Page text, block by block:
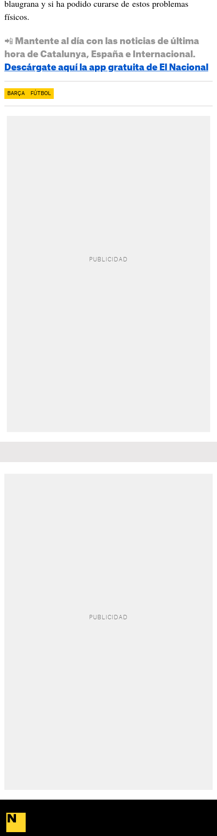
blaugrana y si ha podido curarse de estos problemas
físicos.
📲 Mantente al día con las noticias de última
hora de Catalunya, España e Internacional.
Descárgate aquí la app gratuita de El Nacional
BARÇA FÚTBOL